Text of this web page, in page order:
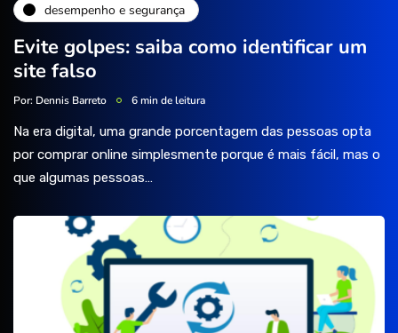
desempenho e segurança
Evite golpes: saiba como identificar um
site falso
Por: Dennis Barreto 6 min de leitura
Na era digital, uma grande porcentagem das pessoas opta
por comprar online simplesmente porque é mais fácil, mas o
que algumas pessoas…